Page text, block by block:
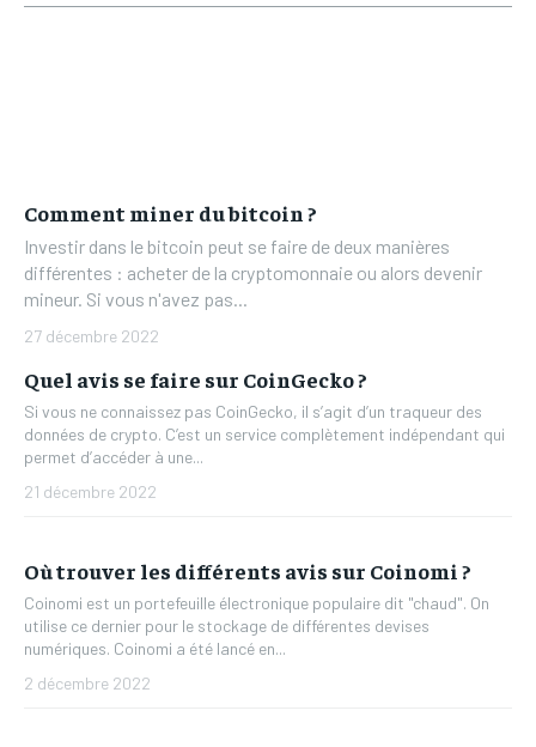
Comment miner du bitcoin ?
Investir dans le bitcoin peut se faire de deux manières
différentes : acheter de la cryptomonnaie ou alors devenir
mineur. Si vous n'avez pas...
27 décembre 2022
Quel avis se faire sur CoinGecko ?
Si vous ne connaissez pas CoinGecko, il s’agit d’un traqueur des
données de crypto. C’est un service complètement indépendant qui
permet d’accéder à une...
21 décembre 2022
Où trouver les différents avis sur Coinomi ?
Coinomi est un portefeuille électronique populaire dit "chaud". On
utilise ce dernier pour le stockage de différentes devises
numériques. Coinomi a été lancé en...
2 décembre 2022